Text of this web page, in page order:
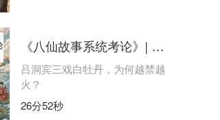
《八仙故事系统考论》| 刘勃解读
吕洞宾三戏白牡丹，为何越禁越
火？
26分52秒